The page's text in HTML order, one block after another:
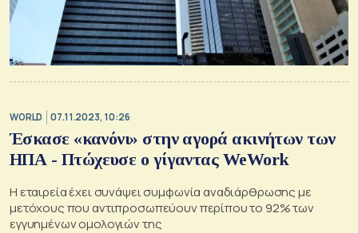
WORLD 07.11.2023, 10:26
Έσκασε «κανόνι» στην αγορά ακινήτων των
ΗΠΑ - Πτώχευσε ο γίγαντας WeWork
Η εταιρεία έχει συνάψει συμφωνία αναδιάρθρωσης με
μετόχους που αντιπροσωπεύουν περίπου το 92% των
εγγυημένων ομολογιών της